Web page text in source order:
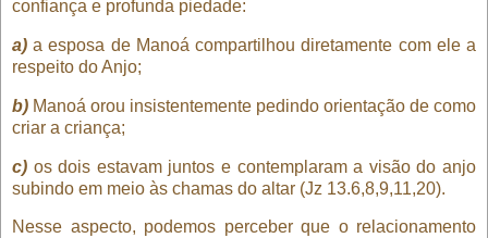
confiança e profunda piedade:
a) a esposa de Manoá compartilhou diretamente com ele a
respeito do Anjo;
b) Manoá orou insistentemente pedindo orientação de como
criar a criança;
c) os dois estavam juntos e contemplaram a visão do anjo
subindo em meio às chamas do altar (Jz 13.6,8,9,11,20).
Nesse aspecto, podemos perceber que o relacionamento